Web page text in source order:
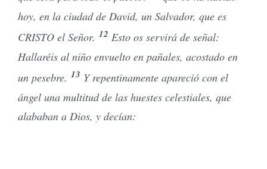
hoy, en la ciudad de David, un Salvador, que es
CRISTO el Señor. 12 Esto os servirá de señal:
Hallaréis al niño envuelto en pañales, acostado en
un pesebre. 13 Y repentinamente apareció con el
ángel una multitud de las huestes celestiales, que
alababan a Dios, y decían: